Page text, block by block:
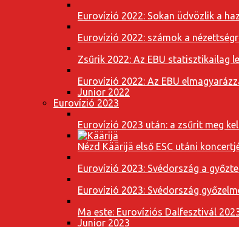
Eurovízió 2022: Sokan üdvözlik a
Eurovízió 2022: számok a
Zsűrik 2022: Az EBU statisztikailag
Eurovízió 2022: Az EBU
Junior 2022
Eurovízió 2023
Eurovízió 2023 után: a zsűrit meg
Nézd Käärijä első ESC utáni
Eurovízió 2023: Svédország a
Eurovízió 2023: Svédország
Ma este: Eurovíziós Dalfesztivál
Junior 2023